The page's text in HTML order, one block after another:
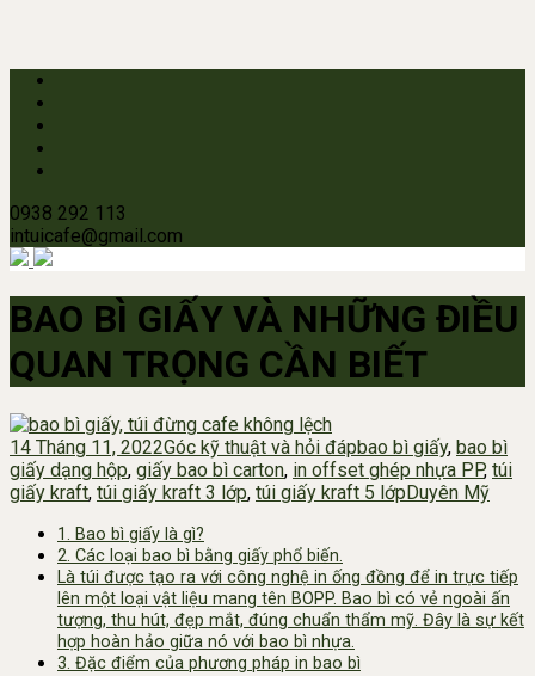
0938 292 113
intuicafe@gmail.com
BAO BÌ GIẤY VÀ NHỮNG ĐIỀU
QUAN TRỌNG CẦN BIẾT
14 Tháng 11, 2022Góc kỹ thuật và hỏi đápbao bì giấy, bao bì
giấy dạng hộp, giấy bao bì carton, in offset ghép nhựa PP, túi
giấy kraft, túi giấy kraft 3 lớp, túi giấy kraft 5 lớpDuyên Mỹ
1. Bao bì giấy là gì?
2. Các loại bao bì bằng giấy phổ biến.
Là túi được tạo ra với công nghệ in ống đồng để in trực tiếp
lên một loại vật liệu mang tên BOPP. Bao bì có vẻ ngoài ấn
tượng, thu hút, đẹp mắt, đúng chuẩn thẩm mỹ. Đây là sự kết
hợp hoàn hảo giữa nó với bao bì nhựa.
3. Đặc điểm của phương pháp in bao bì